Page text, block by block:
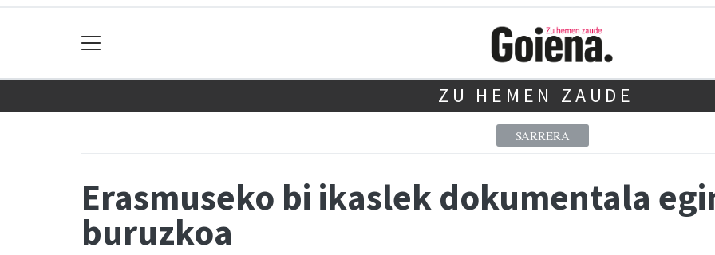
ZU HEMEN ZAUDE
SARRERA
Erasmuseko bi ikaslek dokumentala
buruzkoa